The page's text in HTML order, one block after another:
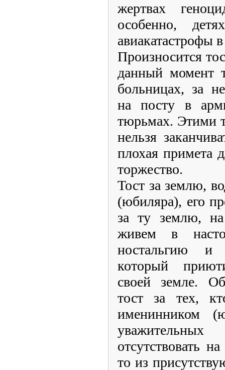
жертвах
особенно,
авиакатастрофы
Произносится
данный момент
больницах, за
на посту в
тюрьмах. Этими
нельзя
плохая примета
торжество.
Тост за землю,
(юбиляра), его
за ту землю,
живем в
ностальгию и
который
своей земле.
тост за тех,
именинником
отсутствовать
то из